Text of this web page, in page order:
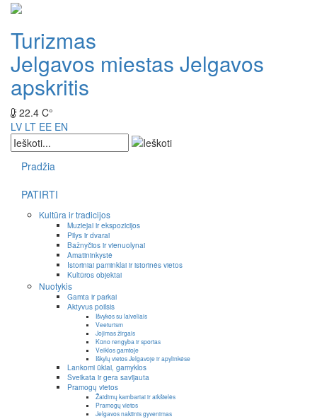
Turizmas
Jelgavos miestas Jelgavos
apskritis
22.4 C°
LV LT EE EN
Pradžia
PATIRTI
Kultūra ir tradicijos
Muziejai ir ekspozicijos
Pilys ir dvarai
Bažnyčios ir vienuolynai
Amatininkystė
Istoriniai paminklai ir istorinės vietos
Kultūros objektai
Nuotykis
Gamta ir parkai
Aktyvus poilsis
Išvykos su laiveliais
Veeturism
Jojimas žirgais
Kūno rengyba ir sportas
Veiklos gamtoje
Iškylų vietos Jelgavoje ir apylinkėse
Lankomi ūkiai, gamyklos
Sveikata ir gera savijauta
Pramogų vietos
Žaidimų kambariai ir aikštelės
Pramogų vietos
Jelgavos naktinis gyvenimas